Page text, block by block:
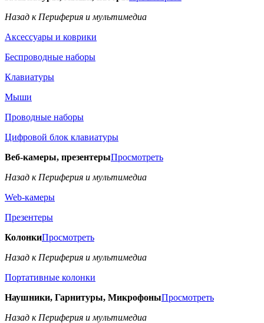
Назад к Периферия и мультимедиа
Аксессуары и коврики
Беспроводные наборы
Клавиатуры
Мыши
Проводные наборы
Цифровой блок клавиатуры
Веб-камеры, презентерыПросмотреть
Назад к Периферия и мультимедиа
Web-камеры
Презентеры
КолонкиПросмотреть
Назад к Периферия и мультимедиа
Портативные колонки
Наушники, Гарнитуры, МикрофоныПросмотреть
Назад к Периферия и мультимедиа